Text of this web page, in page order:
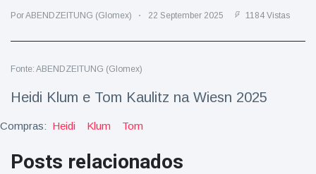
Moda e Beleza
(122)
Estilo de Vida
(121)
Saúde e Aptidão Física
Viagens & Aventura
Por ABENDZEITUNG (Glomex) 22 September 2025 1184 Vistas
Fonte: ABENDZEITUNG (Glomex)
Heidi Klum e Tom Kaulitz na Wiesn 2025
Compras: Heidi Klum Tom
Posts relacionados